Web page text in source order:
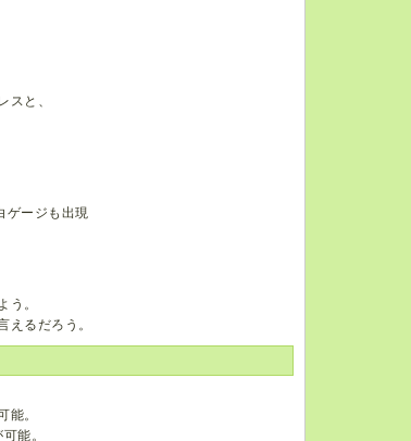
と、
ゲージも出現
う。
るだろう。
能。
能。